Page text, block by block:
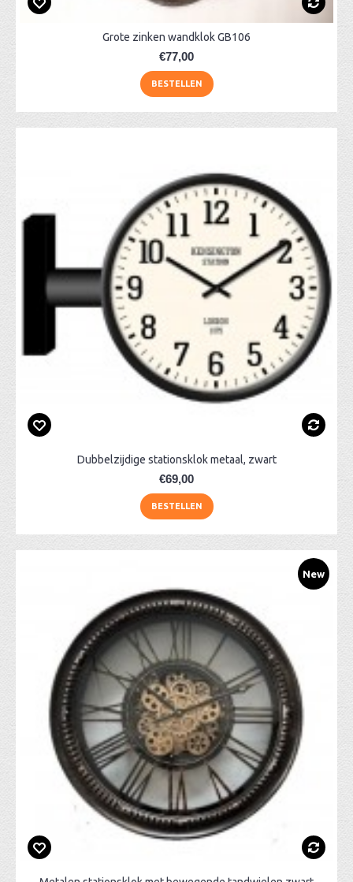
Grote zinken wandklok GB106
€77,00
BESTELLEN
Dubbelzijdige stationsklok metaal, zwart
€69,00
BESTELLEN
New